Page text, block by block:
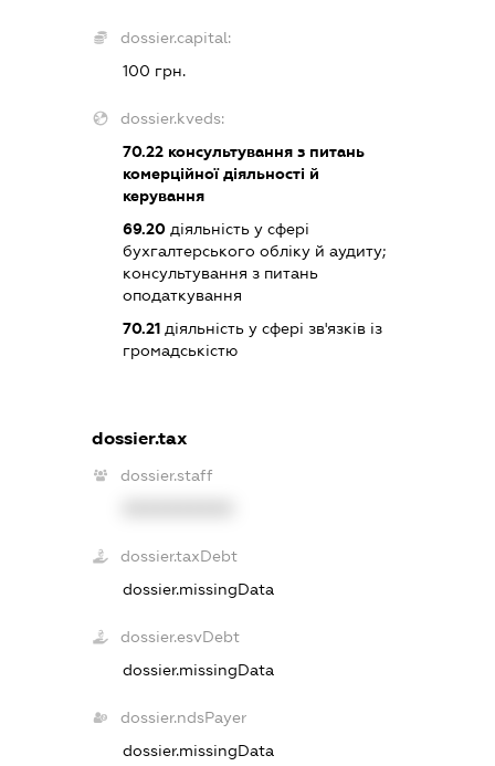
dossier.capital:
100 грн.
dossier.kveds:
70.22консультування з питань
комерційної діяльності й
керування
69.20діяльність у сфері
бухгалтерського обліку й аудиту;
консультування з питань
оподаткування
70.21діяльність у сфері зв'язків із
громадськістю
dossier.tax
dossier.staff
dossier.taxDebt
dossier.missingData
dossier.esvDebt
dossier.missingData
dossier.ndsPayer
dossier.missingData